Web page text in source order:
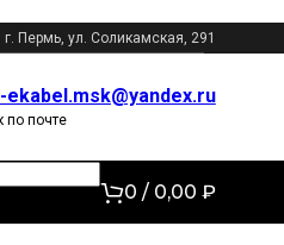
Пермь, ул. Соликамская, 291
ekabel.msk@yandex.ru
по почте
0 / 0,00 ₽